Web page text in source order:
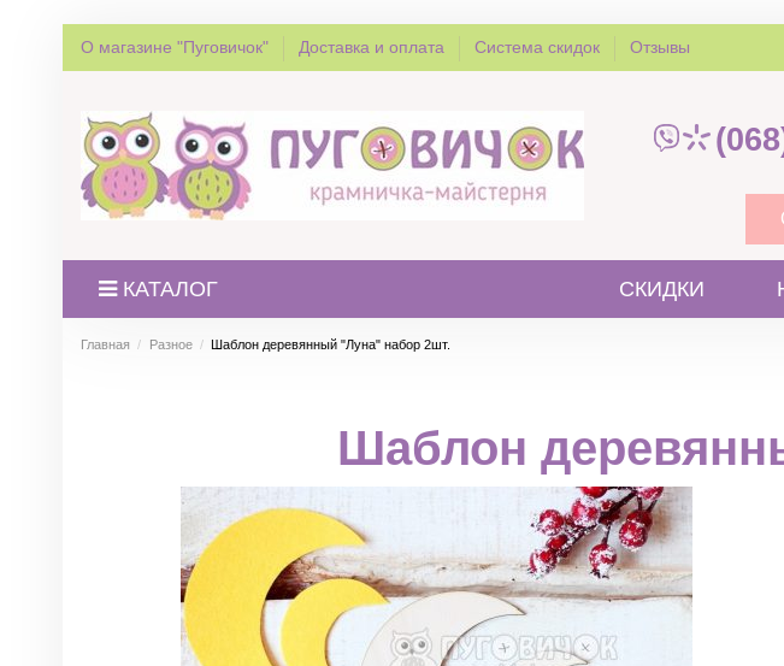
О магазине "Пуговичок" Доставка и оплата Система скидок Отзывы
КАТАЛОГ СКИДКИ
Главная Разное Шаблон деревянный "Луна" набор 2шт.
Шаблон